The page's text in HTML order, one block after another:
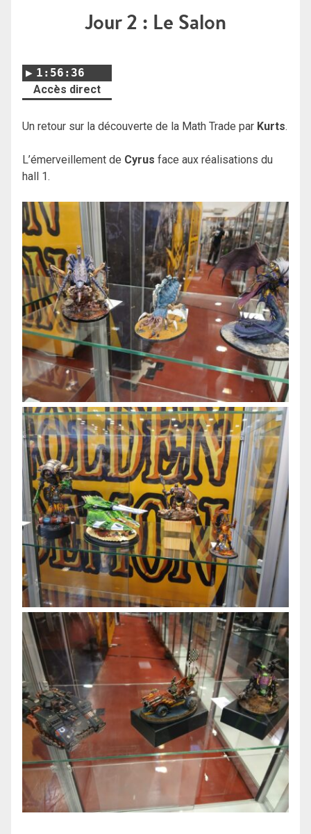
Jour 2 : Le Salon
1:56:36
Accès direct
Un retour sur la découverte de la Math Trade par Kurts.
L’émerveillement de Cyrus face aux réalisations du
hall 1.